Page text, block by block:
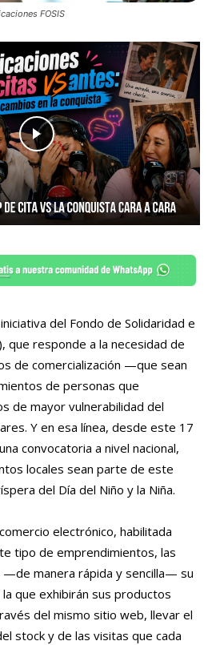
FOSIS
del Fondo de Solidaridad e
que responde a la necesidad de
de comercialización —que sean
de personas que
de mayor vulnerabilidad del
Y en esa línea, desde este 17
convocatoria a nivel nacional,
locales sean parte de este
del Día del Niño y la Niña.
electrónico, habilitada
tipo de emprendimientos, las
manera rápida y sencilla— su
que exhibirán sus productos
del mismo sitio web, llevar el
stock y de las visitas que cada